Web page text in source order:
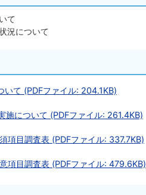
て
況について
いて (PDFファイル: 204.1KB)
施について (PDFファイル: 261.4KB)
項目調査表 (PDFファイル: 337.7KB)
項目調査表 (PDFファイル: 479.6KB)